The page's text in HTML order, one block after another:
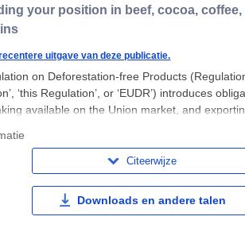
your position in beef, cocoa,
uitgave van deze publicatie.
on Deforestation-free Products
‘this Regulation’, or ‘EUDR’) introduces
available on the Union market, and
Citeerwijze
Downloads en andere talen